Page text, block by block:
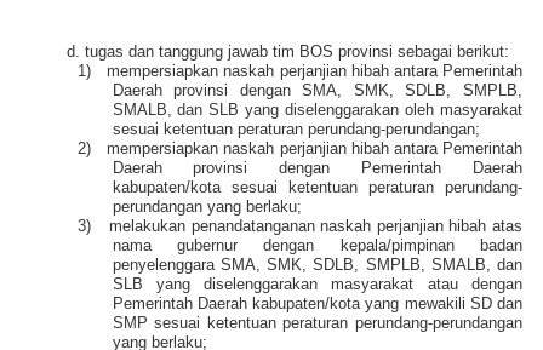
d. tugas dan tanggung jawab tim BOS provinsi sebagai berikut:
1)
mempersiapkan naskah perjanjian hibah antara Pemerintah
Daerah provinsi dengan SMA, SMK, SDLB, SMPLB,
SMALB, dan SLB yang diselenggarakan oleh masyarakat
sesuai ketentuan peraturan perundang-perundangan;
2)
mempersiapkan naskah perjanjian hibah antara Pemerintah
Daerah provinsi dengan Pemerintah Daerah
kabupaten/kota sesuai ketentuan peraturan perundang-
perundangan yang berlaku;
3)
melakukan penandatanganan naskah perjanjian hibah atas
nama gubernur dengan kepala/pimpinan badan
penyelenggara SMA, SMK, SDLB, SMPLB, SMALB, dan
SLB yang diselenggarakan masyarakat atau dengan
Pemerintah Daerah kabupaten/kota yang mewakili SD dan
SMP sesuai ketentuan peraturan perundang-perundangan
yang berlaku;